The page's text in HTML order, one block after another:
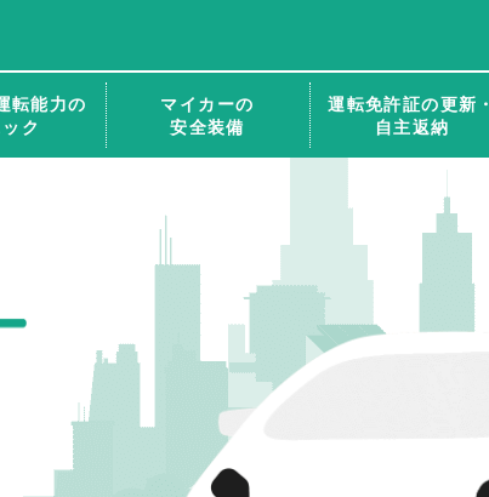
転能力の
ク
マイカーの
安全装備
運転免許証の更新・
自主返納